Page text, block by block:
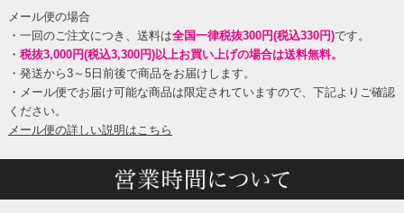
メール便の場合
・一回のご注文につき、送料は全国一律税抜300円(税込330円)です。
・ 税抜3,000円(税込3,300円)以上お買い上げの場合は送料無料。
・発送から3～5日前後で商品をお届けします。
・メール便でお届け可能な商品は限定されていますので、下記よりご確認
ください。
メール便の詳しい説明はこちら